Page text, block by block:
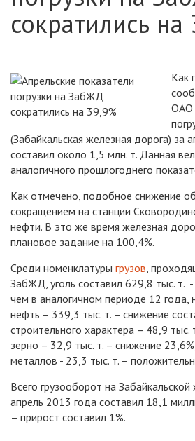
сократились на
Как
ОАО
(Забайкальская железная дорога) за
составил около 1,5 млн. т. Данная
аналогичного прошлогоднего
Как отмечено, подобное снижение
сокращением на станции
нефти. В это же время железная
плановое задание на 100,4%.
Среди номенклатуры грузов,
ЗабЖД, уголь составил 629,8 тыс. т.
чем в аналогичном периоде 12 года,
нефть – 339,3 тыс. т. – снижение
строительного характера – 48,9 тыс.
зерно – 32,9 тыс. т. – снижение
металлов - 23,3 тыс. т. –
Всего грузооборот на
апрель 2013 года составил 18,1
– прирост составил 1%.